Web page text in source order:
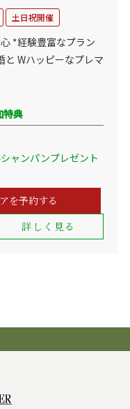
土日祝開催
*経験豊富なプラン
と Wハッピーなプレマ
特典
ャンパンプレゼント
を予約する
詳しく見る